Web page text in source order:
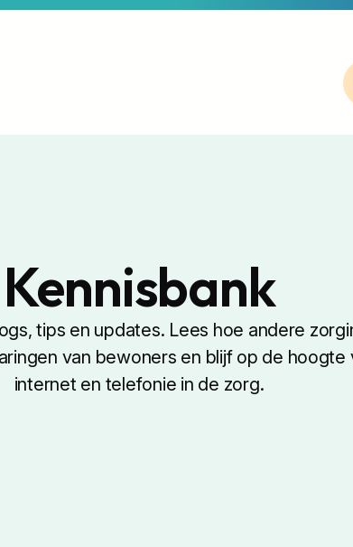
Kennisbank
tips en updates. Lees hoe andere
van bewoners en blijf op de hoogte
internet en telefonie in de zorg.